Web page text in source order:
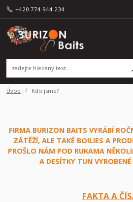
+420 774 944 234
Úvod Kdo jsme?
FIRMA BURIZON BAITS VYRÁBÍ
ZÁTĚŽÍ, ALE TAKÉ BOILIES A
PROŠLO NÁM POD RUKAMA
A DESÍTKY TUN
FAKTA A